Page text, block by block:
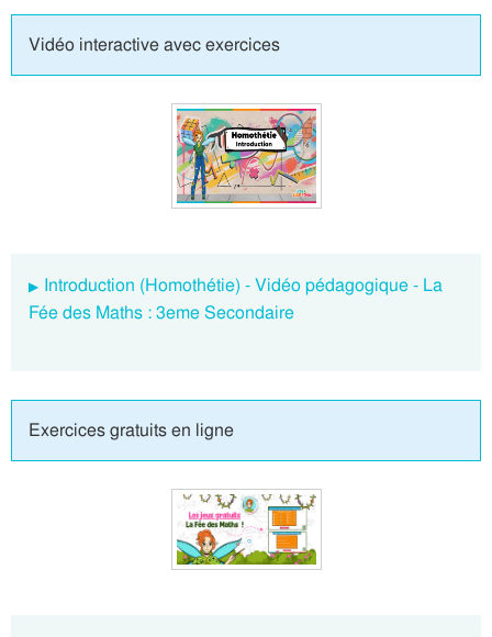
Vidéo interactive avec exercices
Introduction (Homothétie) - Vidéo pédagogique - La
Fée des Maths : 3eme Secondaire
Exercices gratuits en ligne